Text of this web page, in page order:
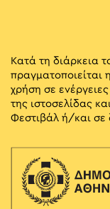
Κατά τη διάρκεια
χρήση σε
της ιστοσελίδας
Φεστιβάλ ή/και σε